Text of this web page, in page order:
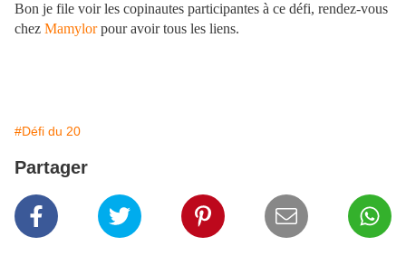
Bon je file voir les copinautes participantes à ce défi, rendez-vous
chez Mamylorpour avoir tous les liens.
#Défi du 20
Partager